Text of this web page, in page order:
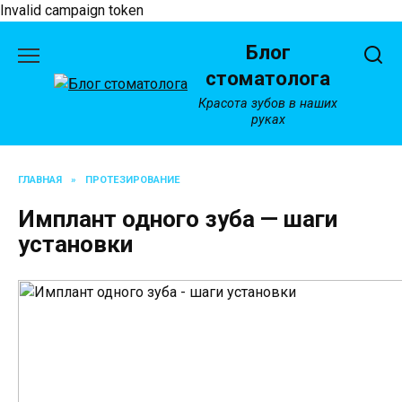
Invalid campaign token
содержанию
Блог
стоматолога
Красота зубов в наших
руках
ГЛАВНАЯ » ПРОТЕЗИРОВАНИЕ
Имплант одного зуба — шаги
установки